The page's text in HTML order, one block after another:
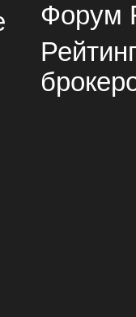
Форум